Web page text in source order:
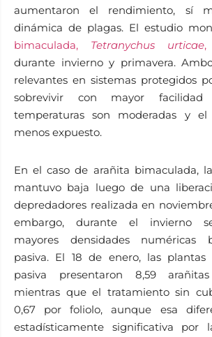
aumentaron el rendimiento, sí
dinámica de plagas. El estudio
bimaculada, Tetranychus urticae,
durante invierno y primavera.
relevantes en sistemas protegidos
sobrevivir con mayor
temperaturas son moderadas y
menos expuesto.
En el caso de arañita bimaculada,
mantuvo baja luego de una
depredadores realizada en
embargo, durante el invierno
mayores densidades numéricas
pasiva. El 18 de enero, las plantas
pasiva presentaron 8,59
mientras que el tratamiento sin
0,67 por foliolo, aunque esa
estadísticamente significativa por